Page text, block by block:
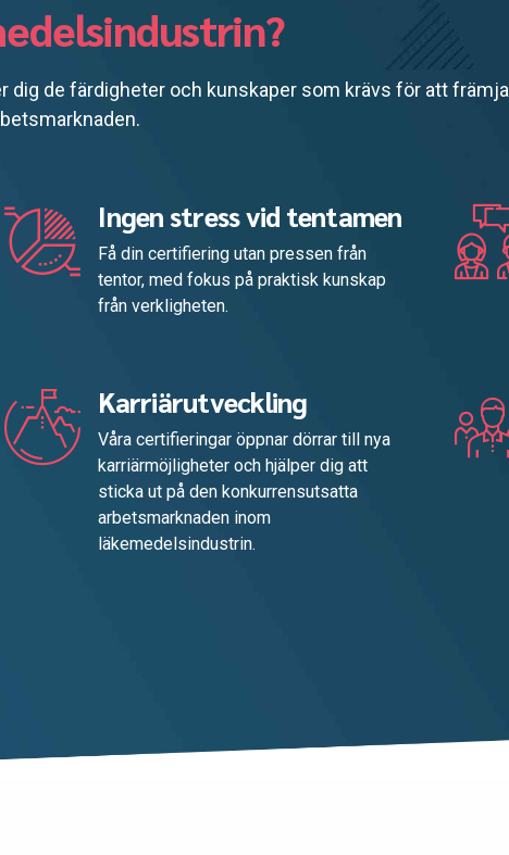
dig de färdigheter och kunskaper som krävs för att främja
Ingen stress vid tentamen
Få din certifiering utan pressen från
tentor, med fokus på praktisk kunskap
från verkligheten.
Karriärutveckling
Våra certifieringar öppnar dörrar till nya
karriärmöjligheter och hjälper dig att
sticka ut på den konkurrensutsatta
arbetsmarknaden inom
läkemedelsindustrin.